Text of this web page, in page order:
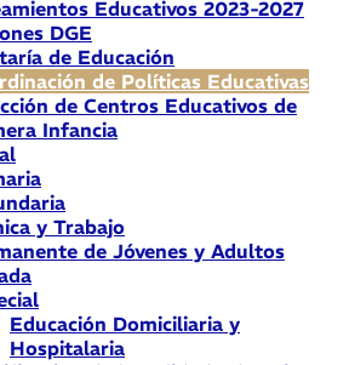
Educativos 2023-2027
DGE
de Educación
de Políticas Educativas
de Centros Educativos de
Infancia
y Trabajo
de Jóvenes y Adultos
Educación Domiciliaria y
Hospitalaria